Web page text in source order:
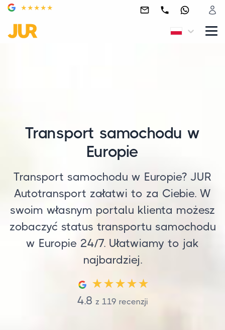
Transport samochodu w
Europie
Transport samochodu w Europie? JUR
Autotransport załatwi to za Ciebie. W
swoim własnym portalu klienta możesz
zobaczyć status transportu samochodu
w Europie 24/7. Ułatwiamy to jak
najbardziej.
4.8 z 119 recenzji